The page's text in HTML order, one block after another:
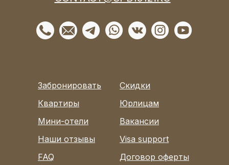
FAQ
Наши отзывы
Мини-отели
Квартиры
Забронировать
Вакансии
Visa support
Юрлицам
Скидки
Договор оферты